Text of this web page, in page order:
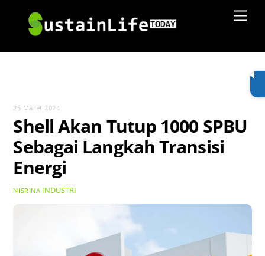
content
25 Maret 2024
Shell Akan Tutup 1000 SPBU
Sebagai Langkah Transisi
Energi
NISRINA INDUSTRI